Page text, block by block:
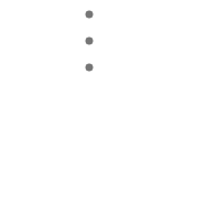
루쥬 알뤼르 렉스
루쥬 알뤼르 렉스
루쥬 알뤼르 렉스